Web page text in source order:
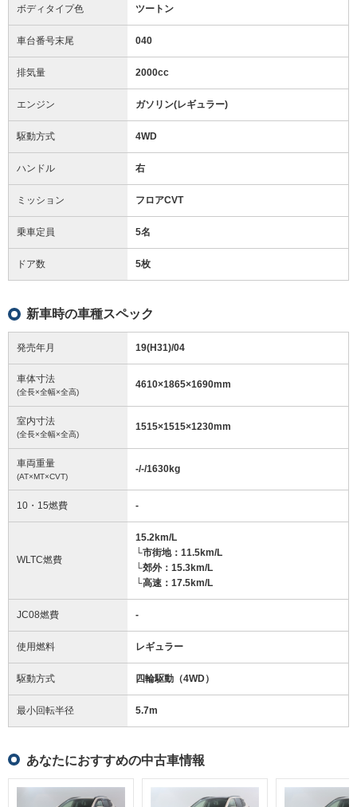
ボディタイプ色 ツートン
車台番号末尾 040
排気量 2000cc
エンジン ガソリン(レギュラー)
駆動方式 4WD
ハンドル 右
ミッション フロアCVT
乗車定員 5名
ドア数 5枚
新車時の車種スペック
発売年月 19(H31)/04
車体寸法
(全長×全幅×全高)
4610×1865×1690mm
室内寸法
(全長×全幅×全高)
1515×1515×1230mm
車両重量
(AT×MT×CVT)
-/-/1630kg
10・15燃費 -
WLTC燃費
15.2km/L
└市街地：11.5km/L
└郊外：15.3km/L
└高速：17.5km/L
JC08燃費 -
使用燃料 レギュラー
駆動方式 四輪駆動（4WD）
最小回転半径 5.7m
あなたにおすすめの中古車情報